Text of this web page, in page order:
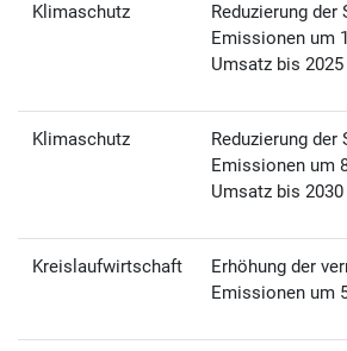
Klimaschutz
Reduzierung der
Emissionen um
Umsatz bis 2025
Klimaschutz
Reduzierung der
Emissionen um
Umsatz bis 2030
Kreislaufwirtschaft
Erhöhung der
Emissionen um